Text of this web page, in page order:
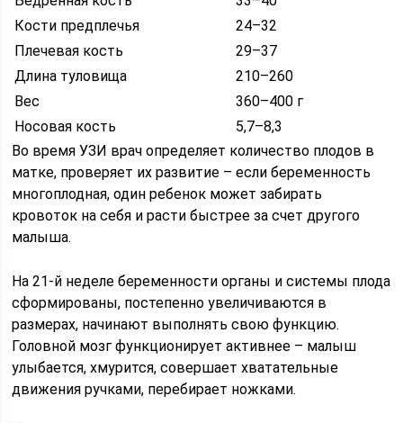
Кости предплечья
24–32
Плечевая кость
29–37
Длина туловища
210–260
Вес
360–400 г
Носовая кость
5,7–8,3
Во время УЗИ врач определяет количество плодов в
матке, проверяет их развитие – если беременность
многоплодная, один ребенок может забирать
кровоток на себя и расти быстрее за счет другого
малыша.
На 21-й неделе беременности органы и системы плода
сформированы, постепенно увеличиваются в
размерах, начинают выполнять свою функцию.
Головной мозг функционирует активнее – малыш
улыбается, хмурится, совершает хватательные
движения ручками, перебирает ножками.